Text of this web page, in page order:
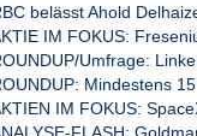
belässt Ahold
IM FOKUS:
Umfrage:
Mindestens
IM FOKUS:
FLASH: